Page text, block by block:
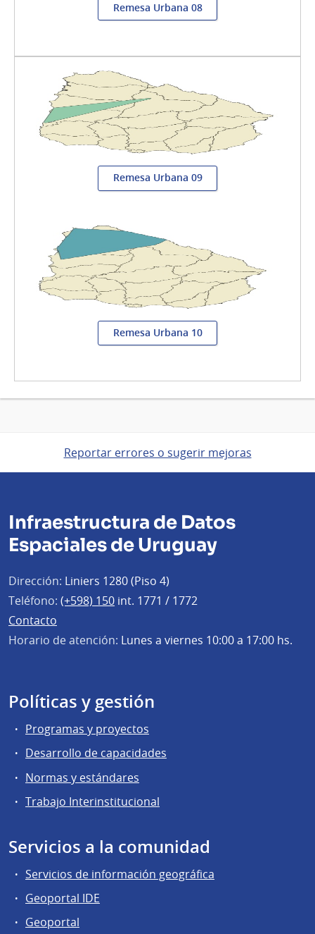
Remesa Urbana 08
Remesa Urbana 09
Remesa Urbana 10
Reportar errores o sugerir mejoras
Infraestructura de Datos
Espaciales de Uruguay
Dirección: Liniers 1280 (Piso 4)
Teléfono: (+598) 150 int. 1771 / 1772
Contacto
Horario de atención: Lunes a viernes 10:00 a 17:00 hs.
Políticas y gestión
Programas y proyectos
Desarrollo de capacidades
Normas y estándares
Trabajo Interinstitucional
Servicios a la comunidad
Servicios de información geográfica
Geoportal IDE
Geoportal